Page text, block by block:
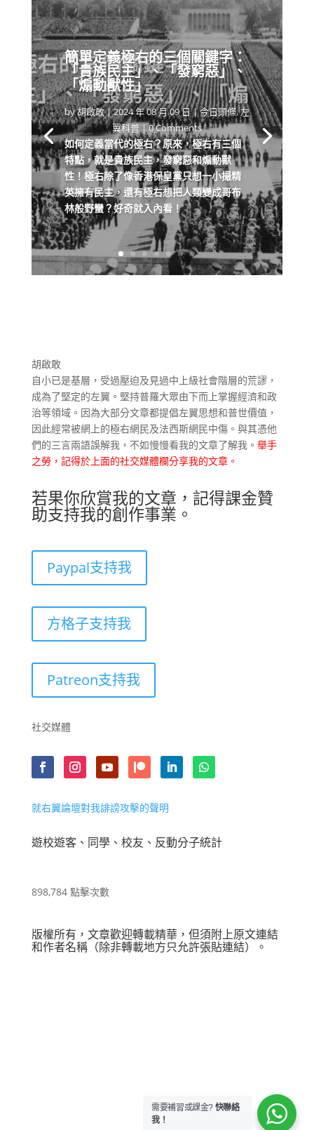
簡單定義極右的三個關鍵字：
「貴族民主」、「發窮惡」、
「煽動獸性」
by胡啟敢|2024 年 08 月 09 日|今日頭條,左
翼科普| 0 Comments
如何定義當代的極右？原來，極右有三個
特點，就是貴族民主，發窮惡和煽動獸
性！極右除了像香港保皇黨只想一小撮精
英擁有民主，還有極右想把人類變成哥布
林般野蠻？好奇就入內看！
胡啟敢
自小已是基層，受過壓迫及見過中上級社會階層的荒謬，
成為了堅定的左翼。堅持普羅大眾由下而上掌握經濟和政
治等領域。因為大部分文章都提倡左翼思想和普世價值，
因此經常被網上的極右網民及法西斯網民中傷。與其憑他
們的三言兩語誤解我，不如慢慢看我的文章了解我。 舉手
之勞，記得於上面的社交媒體欄分享我的文章。
若果你欣賞我的文章，記得課金贊
助支持我的創作事業。
Paypal支持我
方格子支持我
Patreon支持我
社交媒體
就右翼論壇對我誹謗攻擊的聲明
遊校遊客、同學、校友、反動分子統計
898,784 點擊次數
版權所有，文章歡迎轉載精華，但須附上原文連結
和作者名稱（除非轉載地方只允許張貼連結）。
需要補習或課金? 快聯絡
我！